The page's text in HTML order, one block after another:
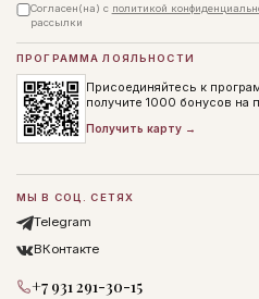
Согласен(на) с политикой
рассылки
ПРОГРАММА ЛОЯЛЬНОСТИ
Присоединяйтесь к
получите 1000 бонусов на
Получить карту →
МЫ В СОЦ. СЕТЯХ
Telegram
ВКонтакте
+7 931 291-30-15